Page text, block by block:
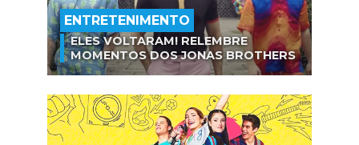
ENTRETENIMENTO
ELES VOLTARAM! RELEMBRE
MOMENTOS DOS JONAS BROTHERS